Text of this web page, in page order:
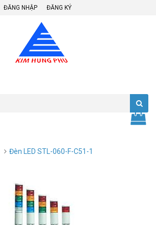
ĐĂNG NHẬP ĐĂNG KÝ
Đèn LED STL-060-F-C51-1